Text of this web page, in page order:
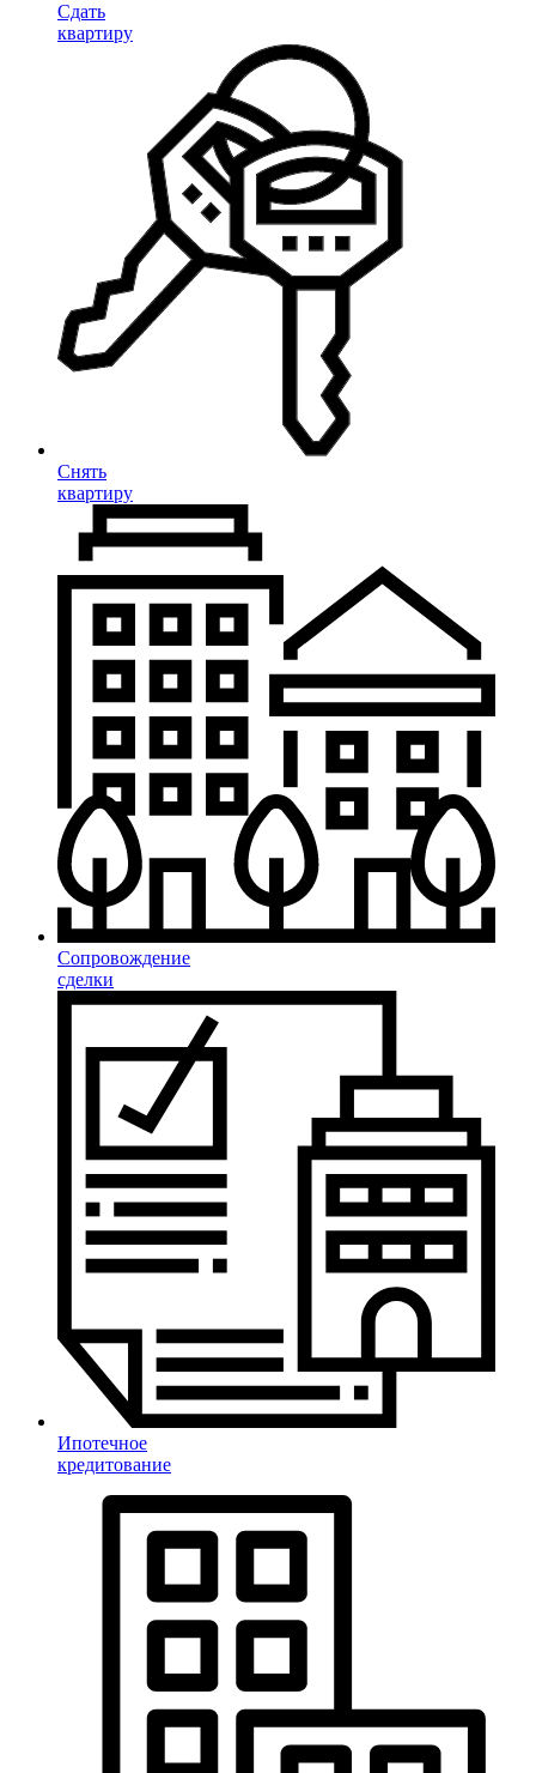
Сдать
квартиру
Снять
квартиру
Сопровождение
сделки
Ипотечное
кредитование